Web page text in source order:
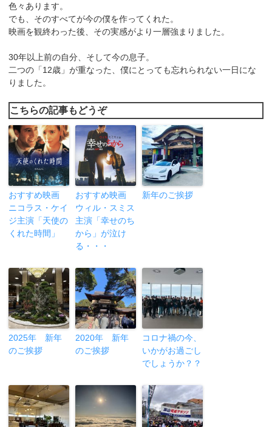
色々あります。
でも、そのすべてが今の僕を作ってくれた。
映画を観終わった後、その実感がより一層強まりました。
30年以上前の自分、そして今の息子。
二つの「12歳」が重なった、僕にとっても忘れられない一日にな
りました。
こちらの記事もどうぞ
おすすめ映画
ニコラス・ケイ
ジ主演「天使の
くれた時間」
おすすめ映画
ウィル・スミス
主演「幸せのち
から」が泣け
る・・・
新年のご挨拶
2025年 新年
のご挨拶
2020年 新年
のご挨拶
コロナ禍の今、
いかがお過ごし
でしょうか？？